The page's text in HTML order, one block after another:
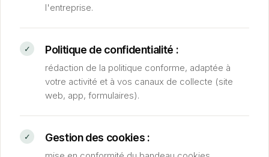
l'entreprise.
Politique de confidentialité :
rédaction de la politique conforme, adaptée à
votre activité et à vos canaux de collecte (site
web, app, formulaires).
Gestion des cookies :